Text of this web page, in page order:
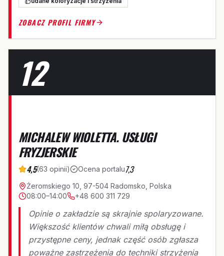
ZOBACZ PROFIL FIRMY
12
M
MICHALEW WIOLETTA. USŁUGI
FRYZJERSKIE
4,5(63 opinii) Ocena portalu7,3
Żeromskiego 10, 97-504 Radomsko, Polska
08:00–14:00
+48 600 311 729
Opinie o zakładzie są skrajnie spolaryzowane.
Większość klientów chwali miłą obsługę i
przystępne ceny, jednak część osób zgłasza
poważne zastrzeżenia do techniki strzyżenia